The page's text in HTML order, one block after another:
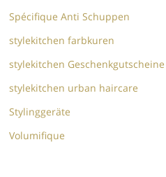
Spécifique Anti Schuppen
stylekitchen farbkuren
stylekitchen Geschenkgutscheine
stylekitchen urban haircare
Stylinggeräte
Volumifique